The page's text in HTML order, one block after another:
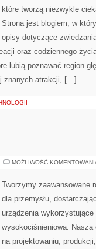
które tworzą niezwykle
Strona jest blogiem, w
opisy dotyczące
oraz codziennego
lubią poznawać region
znanych atrakcji, […]
MOŻLIWOŚĆ
Tworzymy zaawansowane
dla przemysłu,
urządzenia wykorzystujące
wysokociśnieniową. Nasza
na projektowaniu,